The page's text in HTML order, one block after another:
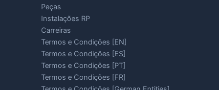
Peças
Instalações RP
Carreiras
Termos e Condições [EN]
Termos e Condições [ES]
Termos e Condições [PT]
Termos e Condições [FR]